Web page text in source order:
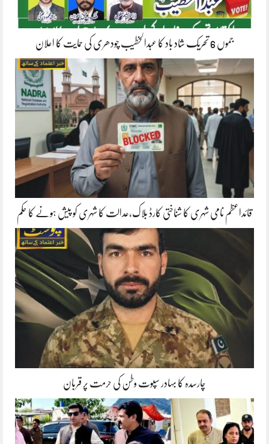
جموں 6 تحریک شاد باد کا عبدالخطیب چودھری کی حمایت کا اعلان
قائداعظم نامی شہری کا شناختی کارڈ بلاک،عدالت کا شہری کو پیش ہونے کا حکم
چارسدہ کا بہادر سپوت وطن کی حرمت پر قربان